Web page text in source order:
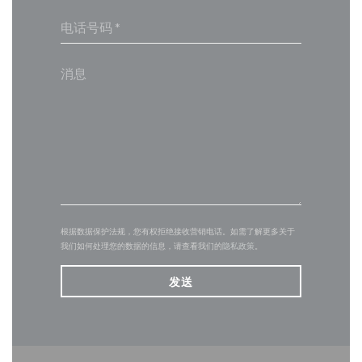
根据数据保护法规，您有权拒绝接收营销电话。如需了解更多关于
我们如何处理您的数据的信息，请查看我们的隐私政策